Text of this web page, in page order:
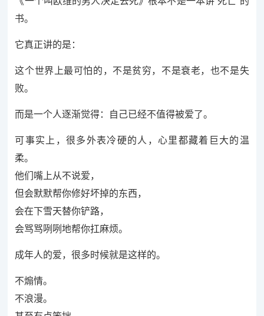
书。
它真正讲的是：
这个世界上最可怕的，不是贫穷，不是衰老，也不是失
败。
而是一个人逐渐觉得：自己已经不值得被爱了。
可事实上，很多外表冷硬的人，心里都藏着巨大的温
柔。
他们嘴上从不说爱，
但会默默帮你修好坏掉的东西，
会在下雪天替你铲路，
会骂骂咧咧地帮你扛麻烦。
成年人的爱，很多时候就是这样的。
不煽情。
不浪漫。